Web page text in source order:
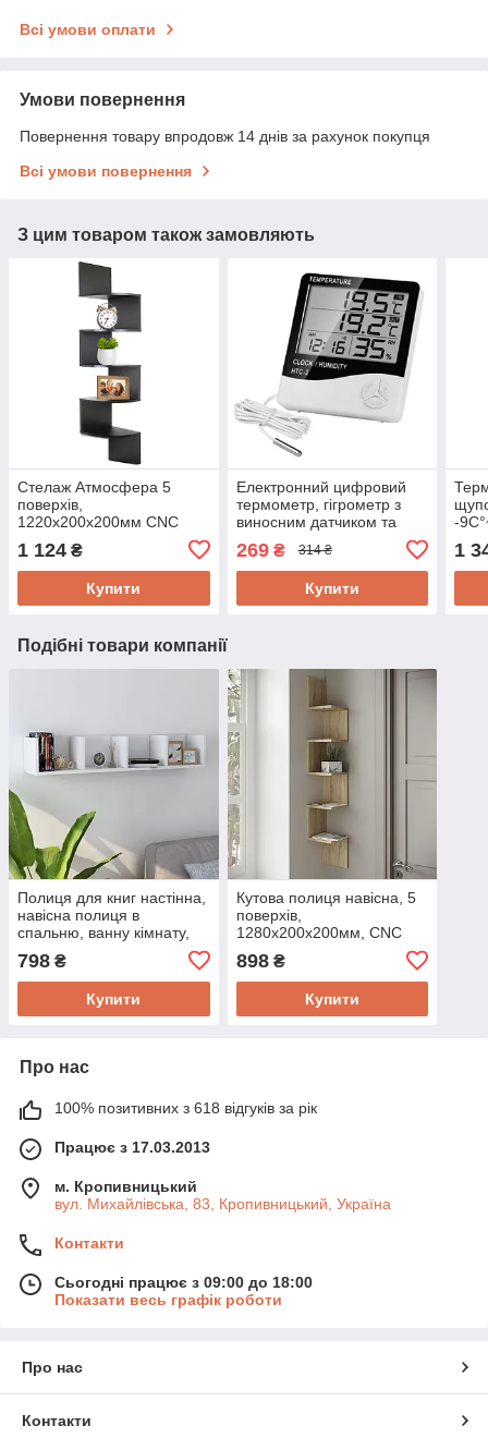
Всі умови оплати
Умови повернення
Повернення товару впродовж 14 днів за рахунок покупця
Всі умови повернення
З цим товаром також замовляють
Стелаж Атмосфера 5
поверхів,
1220х200х200мм CNC
1 124 ₴
Купити
Електронний цифровий
термометр, гігрометр з
виносним датчиком та
НТС-2
269₴ 314 ₴
Купити
-
1
Подібні товари компанії
Полиця для книг настінна,
навісна полиця в
спальню, ванну кімнату,
798 ₴
Купити
Кутова полиця навісна, 5
поверхів,
1280х200х200мм, CNC
898₴
Купити
Про нас
100% позитивних з 618 відгуків за рік
Працює з 17.03.2013
м. Кропивницький
вул. Михайлівська, 83, Кропивницький, Україна
Контакти
Сьогодні працює з 09:00 до 18:00
Показати весь графік роботи
Про нас
Контакти